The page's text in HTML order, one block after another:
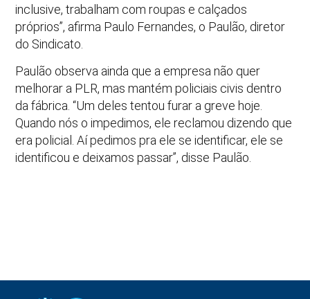
inclusive, trabalham com roupas e calçados
próprios”, afirma Paulo Fernandes, o Paulão, diretor
do Sindicato.
Paulão observa ainda que a empresa não quer
melhorar a PLR, mas mantém policiais civis dentro
da fábrica. “Um deles tentou furar a greve hoje.
Quando nós o impedimos, ele reclamou dizendo que
era policial. Aí pedimos pra ele se identificar, ele se
identificou e deixamos passar”, disse Paulão.